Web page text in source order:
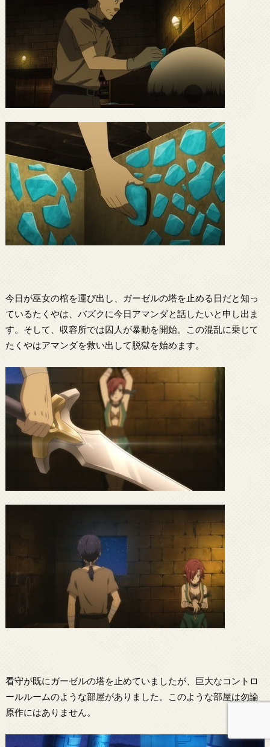
今日が巫女の棺を運び出し、ガーゼルの塔を止める日だと知っ
ているたくやは、バズクに今日アマンダと話したいと申し出ま
す。そして、収容所では囚人が暴動を開始。この混乱に乗じて
たくやはアマンダを救い出して脱獄を始めます。
看守が既にガーゼルの塔を止めていましたが、巨大なコントロ
ールルームのような部屋がありました。このような部屋は勿論
原作にはありません。